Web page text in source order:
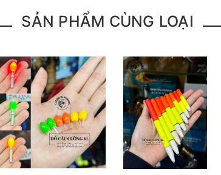
SẢN PHẨM CÙNG LOẠI